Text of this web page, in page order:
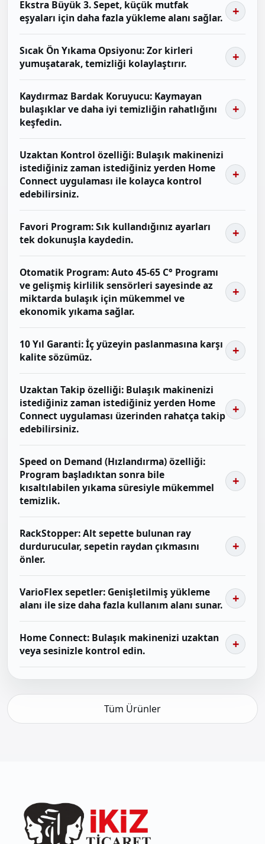
Ekstra Büyük 3. Sepet, küçük mutfak
eşyaları için daha fazla yükleme alanı sağlar.
Sıcak Ön Yıkama Opsiyonu: Zor kirleri
yumuşatarak, temizliği kolaylaştırır.
Kaydırmaz Bardak Koruyucu: Kaymayan
bulaşıklar ve daha iyi temizliğin rahatlığını
keşfedin.
Uzaktan Kontrol özelliği: Bulaşık makinenizi
istediğiniz zaman istediğiniz yerden Home
Connect uygulaması ile kolayca kontrol
edebilirsiniz.
Favori Program: Sık kullandığınız ayarları
tek dokunuşla kaydedin.
Otomatik Program: Auto 45-65 C° Programı
ve gelişmiş kirlilik sensörleri sayesinde az
miktarda bulaşık için mükemmel ve
ekonomik yıkama sağlar.
10 Yıl Garanti: İç yüzeyin paslanmasına karşı
kalite sözümüz.
Uzaktan Takip özelliği: Bulaşık makinenizi
istediğiniz zaman istediğiniz yerden Home
Connect uygulaması üzerinden rahatça takip
edebilirsiniz.
Speed on Demand (Hızlandırma) özelliği:
Program başladıktan sonra bile
kısaltılabilen yıkama süresiyle mükemmel
temizlik.
RackStopper: Alt sepette bulunan ray
durdurucular, sepetin raydan çıkmasını
önler.
VarioFlex sepetler: Genişletilmiş yükleme
alanı ile size daha fazla kullanım alanı sunar.
Home Connect: Bulaşık makinenizi uzaktan
veya sesinizle kontrol edin.
Tüm Ürünler